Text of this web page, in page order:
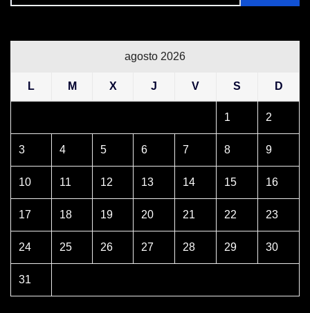
agosto 2026
L M X J V S D
1 2
3 4 5 6 7 8 9
10 11 12 13 14 15 16
17 18 19 20 21 22 23
24 25 26 27 28 29 30
31